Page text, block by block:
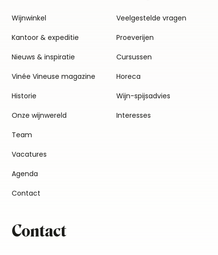
Wijnwinkel
Kantoor & expeditie
Nieuws & inspiratie
Vinée Vineuse magazine
Historie
Onze wijnwereld
Team
Vacatures
Agenda
Contact
Veelgestelde vragen
Proeverijen
Cursussen
Horeca
Wijn-spijsadvies
Interesses
Contact